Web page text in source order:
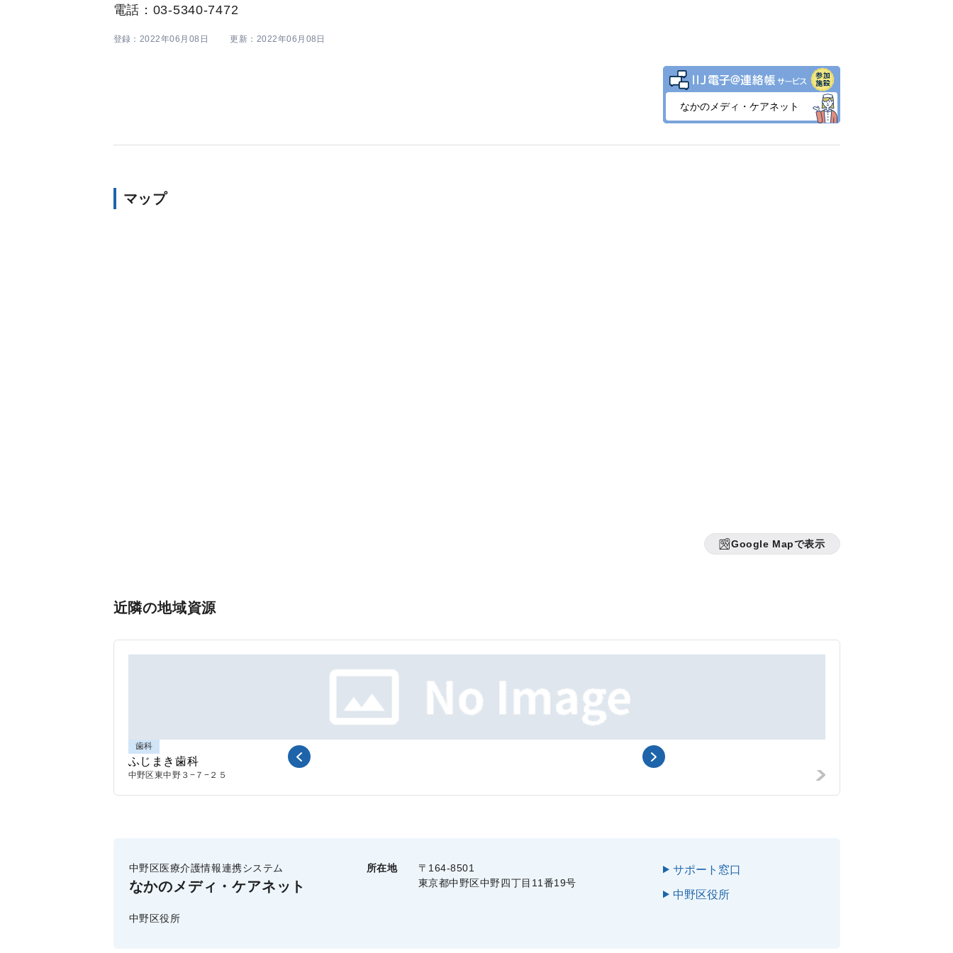
電話：03-5340-7472
登録：2022年06月08日 更新：2022年06月08日
なかのメディ・ケアネット
マップ
Google Mapで表示
近隣の地域資源
歯科
ふじまき歯科
中野区東中野 ３−７−２５
中野区医療介護情報連携システム
なかのメディ・ケアネット
中野区役所
所在地
〒164-8501
東京都中野区中野四丁目11番19号
サポート窓口
中野区役所